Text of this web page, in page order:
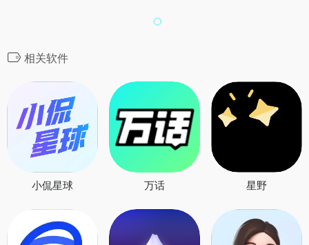
相关软件
小侃星球 万话 星野